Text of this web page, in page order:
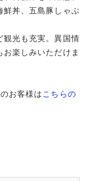
鮮丼、五島豚しゃぶ
観光も充実。異国情
楽しみいただけま
お客様は こちらの